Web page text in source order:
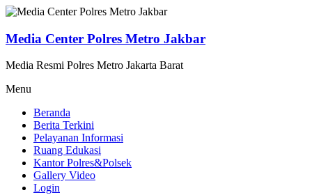
Lompat
konten
Media Center Polres Metro Jakbar
Media Resmi Polres Metro Jakarta Barat
Menu
Beranda
Berita Terkini
Pelayanan Informasi
Ruang Edukasi
Kantor Polres&Polsek
Gallery Video
Login